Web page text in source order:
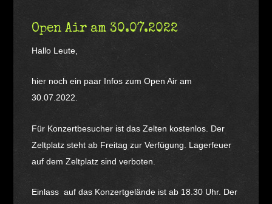
Open Air am 30.07.2022
Hallo Leute,
hier noch ein paar Infos zum Open Air am
30.07.2022.
Für Konzertbesucher ist das Zelten kostenlos. Der
Zeltplatz steht ab Freitag zur Verfügung. Lagerfeuer
auf dem Zeltplatz sind verboten.
Einlass auf das Konzertgelände ist ab 18.30 Uhr. Der